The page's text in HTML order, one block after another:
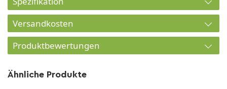
Versandkosten
Produktbewertungen
Ähnliche Produkte